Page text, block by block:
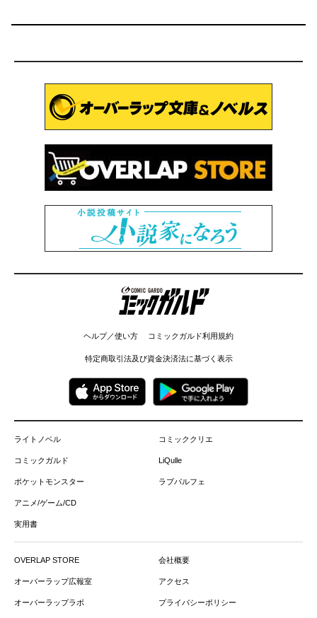
コミックガルド
ヘルプ／使い方 コミックガルド利用規約
特定商取引法及び資金決済法に基づく表示
ライトノベル
コミックガルド
ポケットモンスター
アニメ/ゲーム/CD
実用書
コミッククリエ
LiQulle
ラブパルフェ
OVERLAP STORE
オーバーラップ広報室
オーバーラップラボ
会社概要
アクセス
プライバシーポリシー